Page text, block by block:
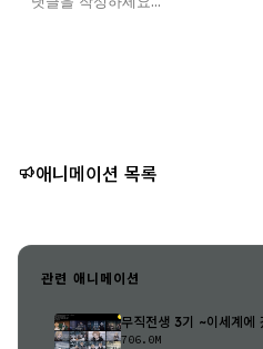
애니메이션 목록
관련 애니메이션
무직전생 3기 ~이세계
706.0M